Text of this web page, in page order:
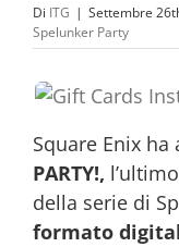
Di ITG | Settembre
Spelunker Party
Square Enix
PARTY!,
della serie di
formato